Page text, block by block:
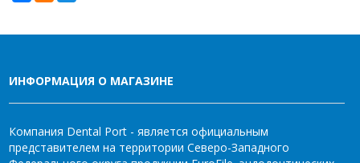
ИНФОРМАЦИЯ О МАГАЗИНЕ
Компания Dental Port - является официальным
представителем на территории Северо-Западного